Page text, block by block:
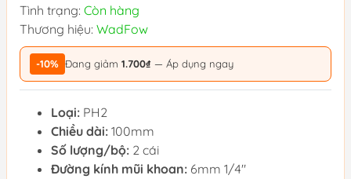
Tình trạng: Còn hàng
Thương hiệu: WadFow
-10% Đang giảm 1.700₫ — Áp dụng ngay
Loại: PH2
Chiều dài: 100mm
Số lượng/bộ: 2 cái
Đường kính mũi khoan: 6mm 1/4"